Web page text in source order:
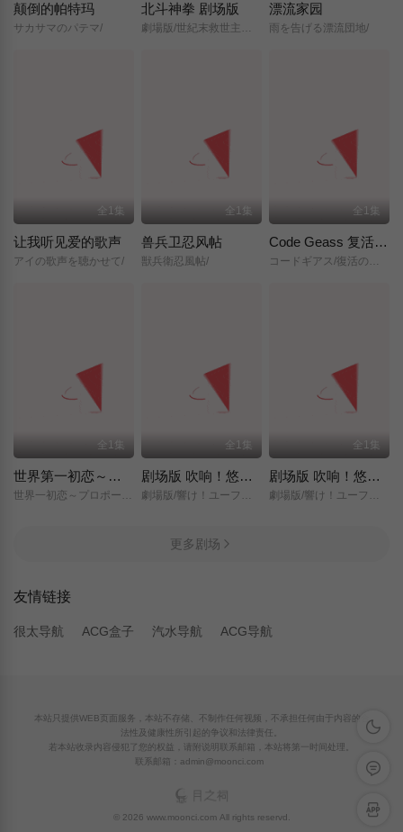
颠倒的帕特玛
サカサマのパテマ/
北斗神拳 剧场版
劇場版/世紀末救世主伝説/北斗の拳/
漂流家园
雨を告げる漂流団地/
全1集
让我听见爱的歌声
アイの歌声を聴かせて/
全1集
兽兵卫忍风帖
獣兵衛忍風帖/
全1集
Code Geass 复活的鲁路修
コードギアス/復活のルルーシュ/
全1集
世界第一初恋～求婚篇～
全1集
剧场版 吹响！悠风号～想要传达的旋律～
全1集
剧场版 吹响！悠风号～誓言的终章～
更多剧场
友情链接
很太导航 ACG盒子 汽水导航 ACG导航
深色模
留言反
APP下
本站只提供WEB页面服务，本站不存储、不制作任何视频，不承担任何由于内容的合
法性及健康性所引起的争议和法律责任。
若本站收录内容侵犯了您的权益，请附说明联系邮箱，本站将第一时间处理。
联系邮箱：admin@moonci.com
© 2026 www.moonci.com All rights reservd.